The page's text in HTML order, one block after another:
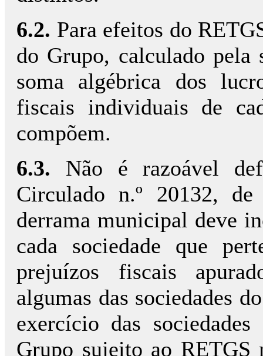
6.2. Para efeitos do
do Grupo, calculado pela
soma algébrica dos
fiscais individuais de
compõem.
6.3. Não é razoável
Circulado n.º 20132,
derrama municipal deve
cada sociedade que
prejuízos fiscais
algumas das sociedades
exercício das
Grupo sujeito ao RETGS